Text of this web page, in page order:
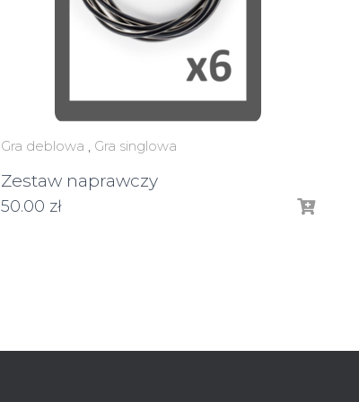
Gra deblowa , Gra singlowa
Zestaw naprawczy
50.00 zł